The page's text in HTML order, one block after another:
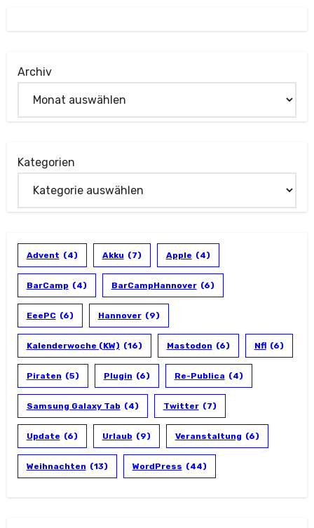
Archiv
Kategorien
Advent (4) Akku (7) Apple (4)
BarCamp (4) BarCampHannover (6)
EeePC (6) Hannover (9)
Kalenderwoche (KW) (16) Mastodon (6) Nfl (6)
Piraten (5) Plugin (6) Re-Publica (4)
Samsung Galaxy Tab (4) Twitter (7)
Update (6) Urlaub (9) Veranstaltung (6)
Weihnachten (13) WordPress (44)